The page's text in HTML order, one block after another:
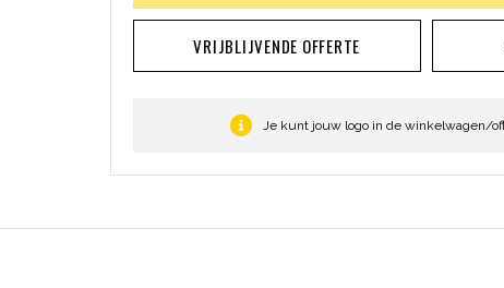
VRIJBLIJVENDE OFFERTE
Je kunt jouw logo in de winkelwagen/